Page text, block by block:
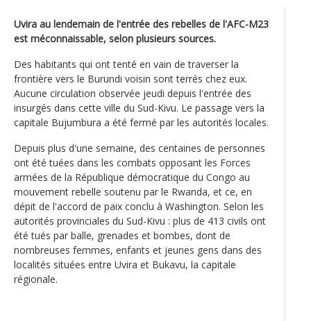
Uvira au lendemain de l'entrée des rebelles de l'AFC-M23
est méconnaissable, selon plusieurs sources.
Des habitants qui ont tenté en vain de traverser la
frontière vers le Burundi voisin sont terrés chez eux.
Aucune circulation observée jeudi depuis l'entrée des
insurgés dans cette ville du Sud-Kivu. Le passage vers la
capitale Bujumbura a été fermé par les autorités locales.
Depuis plus d'une semaine, des centaines de personnes
ont été tuées dans les combats opposant les Forces
armées de la République démocratique du Congo au
mouvement rebelle soutenu par le Rwanda, et ce, en
dépit de l'accord de paix conclu à Washington. Selon les
autorités provinciales du Sud-Kivu : plus de 413 civils ont
été tués par balle, grenades et bombes, dont de
nombreuses femmes, enfants et jeunes gens dans des
localités situées entre Uvira et Bukavu, la capitale
régionale.